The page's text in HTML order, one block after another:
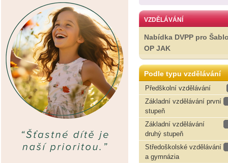
VZDĚLÁVÁNÍ
Nabídka DVPP pro
OP JAK
Podle typu vzdělávání
Předškolní vzdělávání
Základní vzdělávání první
stupeň
Základní vzdělávání
druhý stupeň
Středoškolské vzdělávání
a gymnázia